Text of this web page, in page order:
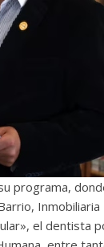
programa,
el dentista